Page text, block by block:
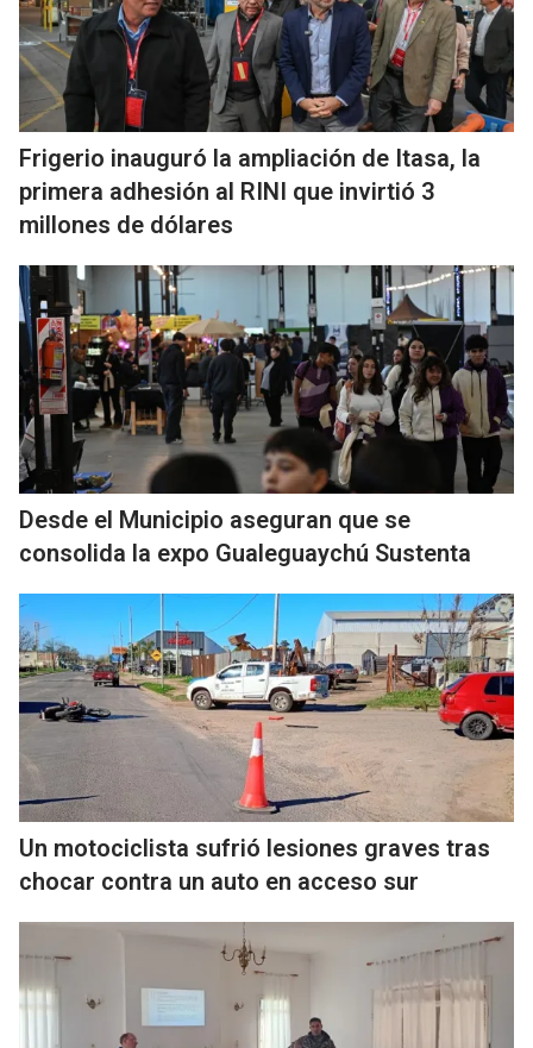
Frigerio inauguró la ampliación de Itasa, la
primera adhesión al RINI que invirtió 3
millones de dólares
Desde el Municipio aseguran que se
consolida la expo Gualeguaychú Sustenta
Un motociclista sufrió lesiones graves tras
chocar contra un auto en acceso sur